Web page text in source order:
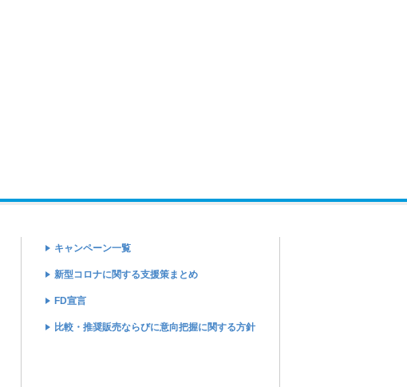
キャンペーン一覧
新型コロナに関する支援策まとめ
FD宣言
比較・推奨販売ならびに意向把握に関する方針